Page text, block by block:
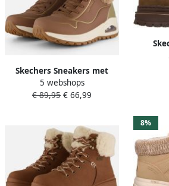
Skechers Sneakers met
sleehak UNO Rugged
Sneakers wedge sneakers
5 webshops
€ 89,95 € 66,99
8%